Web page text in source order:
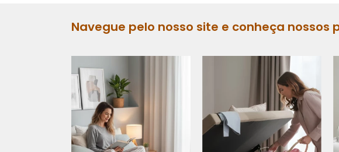
Navegue pelo nosso site e conheça nossos